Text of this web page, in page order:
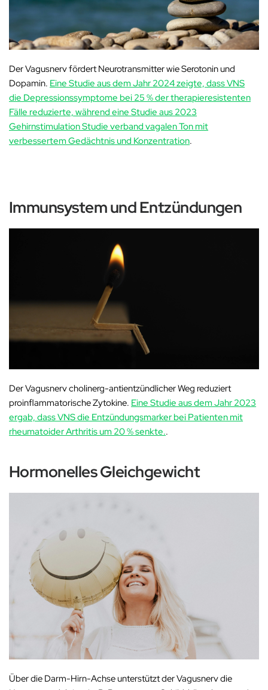
Der Vagusnerv fördert Neurotransmitter wie Serotonin und
Dopamin. Eine Studie aus dem Jahr 2024 zeigte, dass VNS
die Depressionssymptome bei 25 % der therapieresistenten
Fälle reduzierte, während eine Studie aus 2023
GehirnstimulationStudie verband vagalen Ton mit
verbessertem Gedächtnis und Konzentration.
Immunsystem und Entzündungen
Der Vagusnervcholinerg-antientzündlicher Weg reduziert
proinflammatorische Zytokine. Eine Studie aus dem Jahr 2023
ergab, dass VNS die Entzündungsmarker bei Patienten mit
rheumatoider Arthritis um 20 % senkte..
Hormonelles Gleichgewicht
Über die Darm-Hirn-Achse unterstützt der Vagusnerv die